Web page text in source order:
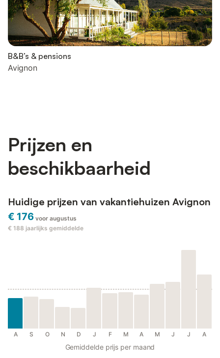
B&B’s & pensions
Avignon
Prijzen en
beschikbaarheid
Huidige prijzen van vakantiehuizen Avignon
€ 176 voor augustus
€ 188 jaarlijks gemiddelde
A S O N D J F M A M J J A
Gemiddelde prijs per maand